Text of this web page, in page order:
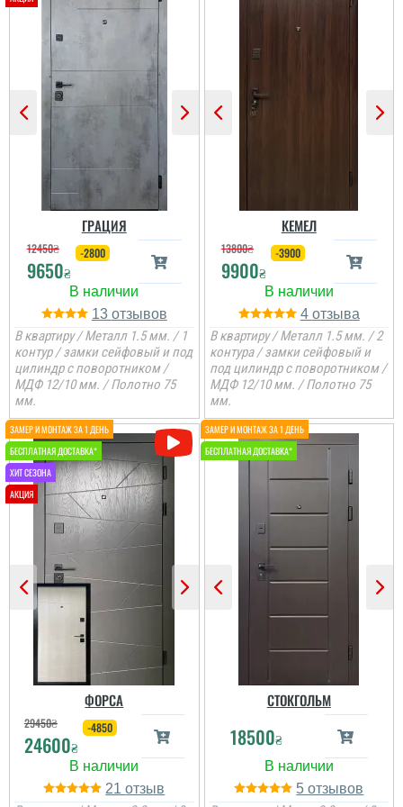
Іван
встановили швидко, все
заробили і зробили як
хотіли
читати всі відгуки
Якісні, гарні двері.
вибору. Дуже дякую!
читати всі відгуки
Олег
Сподобався конструктив
та наповненням. Тут ж
стеродур+мінвата і
фольгоізол ну і
терморозрив. Хлопці
установщик професійні
...
Іван
Класний дизайн,надійне
дерев'яне покриття,
допомогу у виборі
надійно....
ГРАЦИЯ
12450₴
9650₴
-2800
13
В квартиру / Металл 1.5 мм. / 1
контур / замки сейфовый и под
цилиндр с поворотником /
МДФ 12/10 мм. / Полотно 75
мм.
КЕМЕЛ
13800₴
9900₴
-3900
4
В квартиру / Металл 1.5 мм. / 2
контура / замки сейфовый и
под цилиндр с поворотником /
МДФ 12/10 мм. / Полотно 75
мм.
ФОРСА
29450₴
24600₴
-4850
21
СТОКГОЛЬМ
18500₴
5